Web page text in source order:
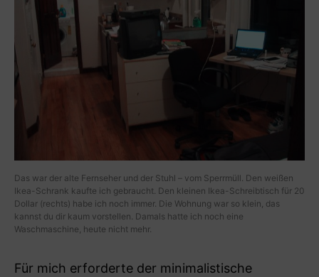
Das war der alte Fernseher und der Stuhl – vom Sperrmüll. Den weißen
Ikea-Schrank kaufte ich gebraucht. Den kleinen Ikea-Schreibtisch für 20
Dollar (rechts) habe ich noch immer. Die Wohnung war so klein, das
kannst du dir kaum vorstellen. Damals hatte ich noch eine
Waschmaschine, heute nicht mehr.
Für mich erforderte der minimalistische